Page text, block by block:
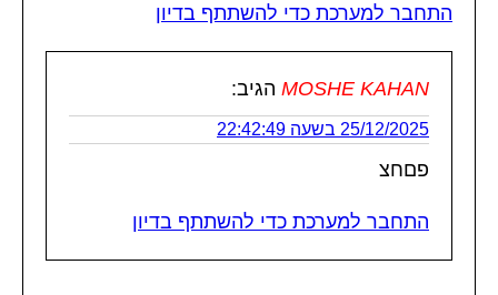
התחבר למערכת כדי להשתתף בדיון
MOSHE KAHAN הגיב:
25/12/2025 בשעה 22:42:49
פםחצ
התחבר למערכת כדי להשתתף בדיון